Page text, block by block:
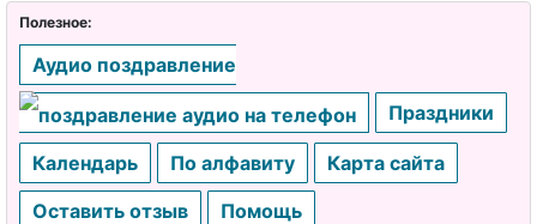
Полезное:
Аудио поздравление
Праздники
Календарь По алфавиту
Карта сайта
Оставить отзыв
Помощь